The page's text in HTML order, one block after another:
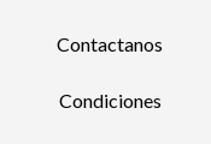
Contactanos
Condiciones